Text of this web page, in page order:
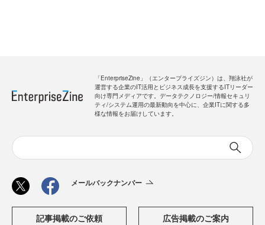
「EnterpriseZine」（エンタープライズジン）は、翔泳社が
運営する企業のIT活用とビジネス成長を支援するITリーダー
向け専門メディアです。データテクノロジー/情報セキュリ
ティ/システム運用の最新動向を中心に、企業ITに関する多
様な情報をお届けしています。
メールバックナンバー
記事掲載のご依頼 広告掲載のご案内